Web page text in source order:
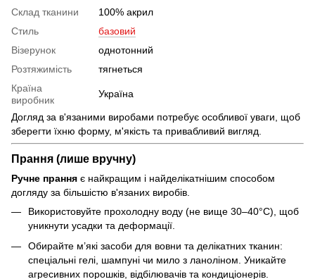
Склад тканини
100% акрил
Стиль
базовий
Візерунок
однотонний
Розтяжимість
тягнеться
Країна
виробник
Україна
Догляд за в'язаними виробами потребує особливої уваги, щоб
зберегти їхню форму, м'якість та привабливий вигляд.
Прання (лише вручну)
Ручне прання є найкращим і найделікатнішим способом
догляду за більшістю в'язаних виробів.
Використовуйте прохолодну воду (не вище 30–40°C), щоб
уникнути усадки та деформації.
Обирайте м’які засоби для вовни та делікатних тканин:
спеціальні гелі, шампуні чи мило з ланоліном. Уникайте
агресивних порошків, відбілювачів та кондиціонерів.